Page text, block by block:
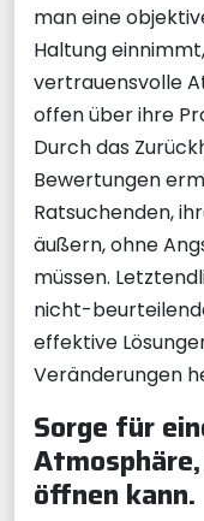
man eine
Haltung
vertrauensvolle
offen über ihre
Durch das
Bewertungen
Ratsuchenden,
äußern, ohne
müssen.
nicht-
effektive
Veränderungen
Sorge für
öffnen kann.